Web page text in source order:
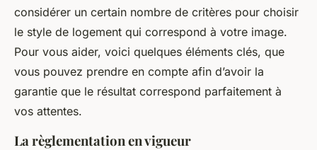
considérer un certain nombre de critères pour choisir
le style de logement qui correspond à votre image.
Pour vous aider, voici quelques éléments clés, que
vous pouvez prendre en compte afin d’avoir la
garantie que le résultat correspond parfaitement à
vos attentes.
La règlementation en vigueur